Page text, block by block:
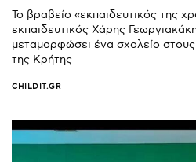
Το βραβείο «εκπαιδευτικός της
εκπαιδευτικός Χάρης
μεταμορφώσει ένα σχολείο
της Κρήτης
CHILDIT.GR